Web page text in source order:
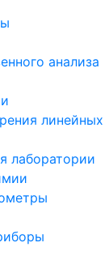
анализа
линейных
лаборатории